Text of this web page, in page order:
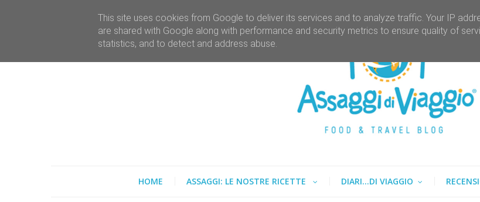
HOME ASSAGGI: LE NOSTRE RICETTE DIARI...DI VIAGGIO
This site uses cookies from Google to deliver its services and to analyze traffic. Your IP
are shared with Google along with performance and security metrics to ensure quality of
statistics, and to detect and address abuse.